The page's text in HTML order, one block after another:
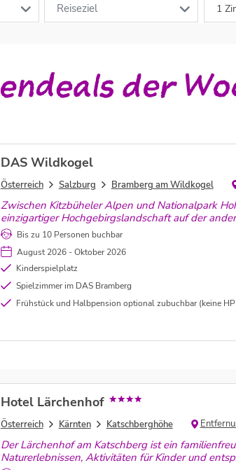
Reiseziel 1
DAS Wildkogel
Österreich Salzburg Bramberg am Wildkogel
Zwischen Kitzbüheler Alpen und Nationalpark
einzigartiger Hochgebirgslandschaft auf der
Apartments. Hier fehlt es Euch an nichts.
Bis zu 10 Personen buchbar
August 2026 - Oktober 2026
Kinderspielplatz
Spielzimmer im DAS Bramberg
Frühstück und Halbpension optional zubuchbar (keine
Hotel Lärchenhof
Österreich Kärnten Katschberghöhe
Der Lärchenhof am Katschberg ist ein
Naturerlebnissen, Aktivitäten für Kinder und